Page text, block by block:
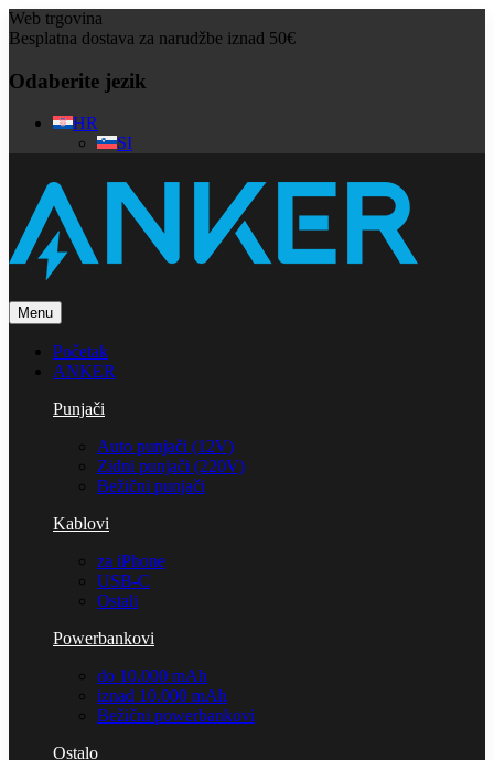
Web trgovina
Besplatna dostava za narudžbe iznad 50€
Odaberite jezik
HR
SI
Menu
Početak
ANKER
Punjači
Auto punjači (12V)
Zidni punjači (220V)
Bežični punjači
Kablovi
za iPhone
USB-C
Ostali
Powerbankovi
do 10.000 mAh
iznad 10.000 mAh
Bežični powerbankovi
Ostalo